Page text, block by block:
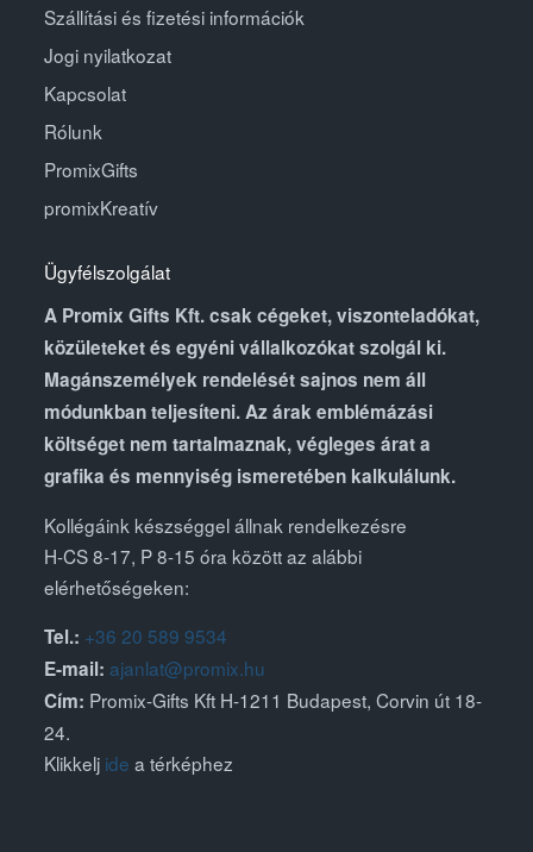
Szállítási és fizetési információk
Jogi nyilatkozat
Kapcsolat
Rólunk
PromixGifts
promixKreatív
Ügyfélszolgálat
A Promix Gifts Kft. csak cégeket, viszonteladókat,
közületeket és egyéni vállalkozókat szolgál ki.
Magánszemélyek rendelését sajnos nem áll
módunkban teljesíteni. Az árak emblémázási
költséget nem tartalmaznak, végleges árat a
grafika és mennyiség ismeretében kalkulálunk.
Kollégáink készséggel állnak rendelkezésre
H-CS 8-17, P 8-15 óra között az alábbi
elérhetőségeken:
Tel.: +36 20 589 9534
E-mail: ajanlat@promix.hu
Cím: Promix-Gifts Kft H-1211 Budapest, Corvin út 18-
24.
Klikkelj ide a térképhez